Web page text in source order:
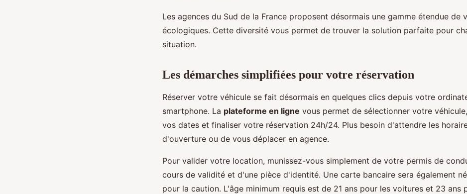
Les agences du Sud de la France proposent désormais une gamme étendue de
écologiques. Cette diversité vous permet de trouver la solution parfaite pour
situation.
Les démarches simplifiées pour votre réservation
Réserver votre véhicule se fait désormais en quelques clics depuis votre
smartphone. La plateforme en ligne vous permet de sélectionner votre
vos dates et finaliser votre réservation 24h/24. Plus besoin d'attendre les
d'ouverture ou de vous déplacer en agence.
Pour valider votre location, munissez-vous simplement de votre permis de
cours de validité et d'une pièce d'identité. Une carte bancaire sera également
pour la caution. L'âge minimum requis est de 21 ans pour les voitures et 23 ans